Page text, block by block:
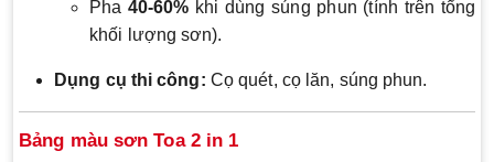
Pha 40-60% khi dùng súng phun (tính trên tổng
khối lượng sơn).
Dụng cụ thi công: Cọ quét, cọ lăn, súng phun.
Bảng màu sơn Toa 2 in 1